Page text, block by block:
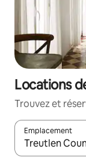
Locations
Trouvez et
Emplacement
Quand les